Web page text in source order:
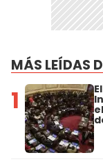
MÁS LEÍDAS
1